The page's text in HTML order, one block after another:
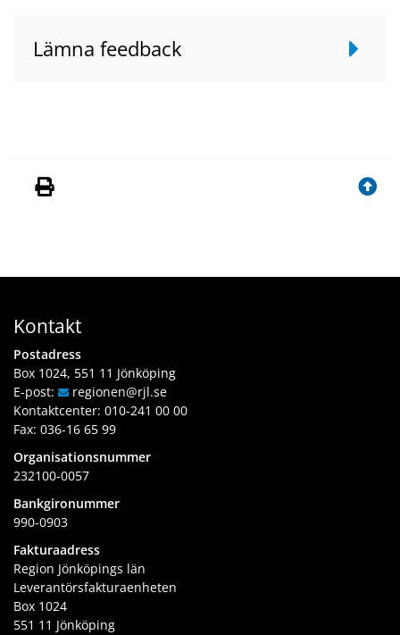
Lämna feedback
Kontakt
Postadress
Box 1024, 551 11 Jönköping
E-post:
regionen@rjl.se
Kontaktcenter: 010-241 00 00
Fax: 036-16 65 99
Organisationsnummer
232100-0057
Bankgironummer
990-0903
Fakturaadress
Region Jönköpings län
Leverantörsfakturaenheten
Box 1024
551 11 Jönköping